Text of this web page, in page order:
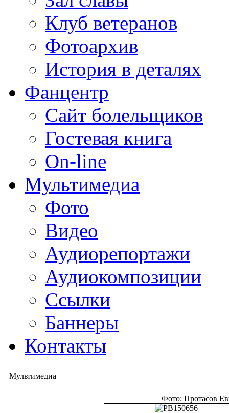
Клуб ветеранов
Фотоархив
История в деталях
Фанцентр
Сайт болельщиков
Гостевая книга
On-line
Мультимедиа
Фото
Видео
Аудиорепортажи
Аудиокомпозиции
Ссылки
Баннеры
Контакты
Мультимедиа
Фото: Протасов